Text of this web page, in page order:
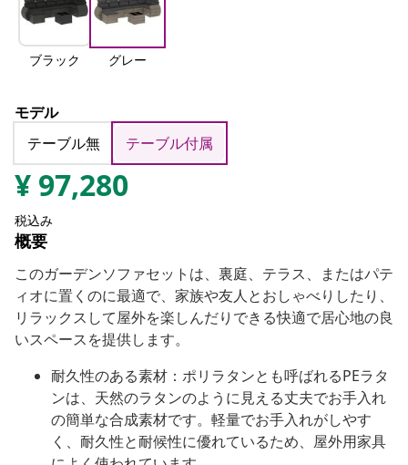
ブラック グレー
モデル
テーブル無
テーブル付属
¥ 97,280
税込み
概要
このガーデンソファセットは、裏庭、テラス、またはパテ
ィオに置くのに最適で、家族や友人とおしゃべりしたり、
リラックスして屋外を楽しんだりできる快適で居心地の良
いスペースを提供します。
耐久性のある素材：ポリラタンとも呼ばれるPEラタ
ンは、天然のラタンのように見える丈夫でお手入れ
の簡単な合成素材です。軽量でお手入れがしやす
く、耐久性と耐候性に優れているため、屋外用家具